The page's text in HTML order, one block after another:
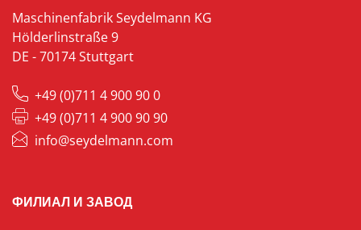
Maschinenfabrik Seydelmann KG
Hölderlinstraße 9
DE - 70174 Stuttgart
+49 (0)711 4 900 90 0
+49 (0)711 4 900 90 90
info@seydelmann.com
ФИЛИАЛ И ЗАВОД